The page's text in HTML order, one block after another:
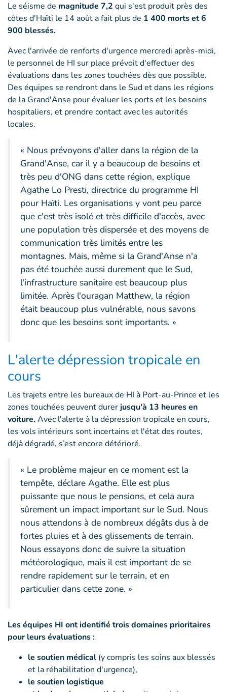
Le séisme de magnitude 7,2 qui s'est produit près des
côtes d'Haïti le 14 août a fait plus de 1 400 morts et 6
900 blessés.
Avec l'arrivée de renforts d'urgence mercredi après-midi,
le personnel de HI sur place prévoit d'effectuer des
évaluations dans les zones touchées dès que possible.
Des équipes se rendront dans le Sud et dans les régions
de la Grand'Anse pour évaluer les ports et les besoins
hospitaliers, et prendre contact avec les autorités
locales.
« Nous prévoyons d'aller dans la région de la
Grand'Anse, car il y a beaucoup de besoins et
très peu d'ONG dans cette région, explique
Agathe Lo Presti, directrice du programme HI
pour Haïti. Les organisations y vont peu parce
que c'est très isolé et très difficile d'accès, avec
une population très dispersée et des moyens de
communication très limités entre les
montagnes. Mais, même si la Grand'Anse n'a
pas été touchée aussi durement que le Sud,
l'infrastructure sanitaire est beaucoup plus
limitée. Après l'ouragan Matthew, la région
était beaucoup plus vulnérable, nous savons
donc que les besoins sont importants. »
L'alerte dépression tropicale en
cours
Les trajets entre les bureaux de HI à Port-au-Prince et les
zones touchées peuvent durer jusqu'à 13 heures en
voiture.Avec l'alerte à la dépression tropicale en cours,
les vols intérieurs sont incertains et l'état des routes,
déjà dégradé, s’est encore détérioré.
« Le problème majeur en ce moment est la
tempête, déclare Agathe. Elle est plus
puissante que nous le pensions, et cela aura
sûrement un impact important sur le Sud. Nous
nous attendons à de nombreux dégâts dus à de
fortes pluies et à des glissements de terrain.
Nous essayons donc de suivre la situation
météorologique, mais il est important de se
rendre rapidement sur le terrain, et en
particulier dans cette zone. »
Les équipes HI ont identifié trois domaines prioritaires
pour leurs évaluations :
le soutien médical (y compris les soins aux blessés
et la réhabilitation d'urgence),
le soutien logistique